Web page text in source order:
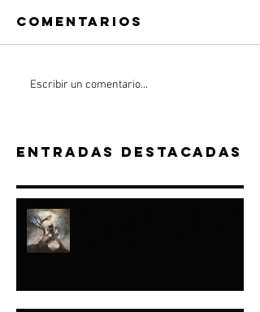
Comentarios
Escribir un comentario...
Entradas destacadas